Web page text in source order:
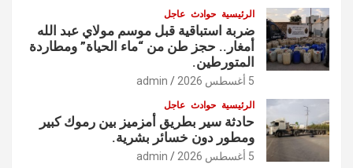
الرئيسية حوادث عاجل
ضربة استباقية قبل موسم مولاي عبد الله
أمغار.. حجز طن من “ماء الحياة” ومطاردة
المتورطين.
5 أغسطس 2026 admin
الرئيسية حوادث عاجل
حادثة سير بطريق أمزميز بين رموك كبير
ومطور دون خسائر بشرية.
5 أغسطس 2026 admin